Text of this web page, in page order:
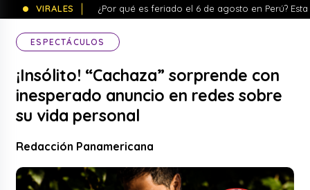
VIRALES
¿Por qué es feriado el 6 de agosto en Perú?
ESPECTÁCULOS
¡Insólito! “Cachaza” sorprende con
inesperado anuncio en redes sobre
su vida personal
Redacción Panamericana